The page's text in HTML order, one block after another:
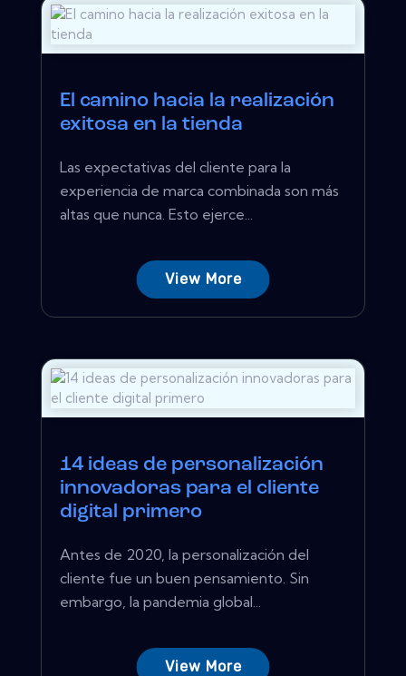
El camino hacia la realización
exitosa en la tienda
Las expectativas del cliente para la
experiencia de marca combinada son más
altas que nunca. Esto ejerce...
View More
14 ideas de personalización
innovadoras para el cliente
digital primero
Antes de 2020, la personalización del
cliente fue un buen pensamiento. Sin
embargo, la pandemia global...
View More